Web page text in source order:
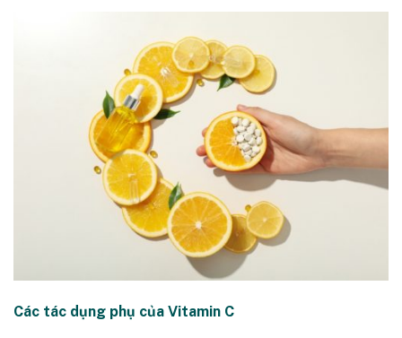
Các tác dụng phụ của Vitamin C